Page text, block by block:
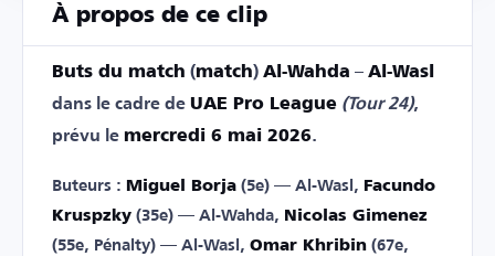
À propos de ce clip
Buts du match (match) Al-Wahda – Al-Wasl
dans le cadre de UAE Pro League (Tour 24),
prévu le mercredi 6 mai 2026.
Buteurs : Miguel Borja (5e) — Al-Wasl, Facundo
Kruspzky (35e) — Al-Wahda, Nicolas Gimenez
(55e, Pénalty) — Al-Wasl, Omar Khribin (67e,